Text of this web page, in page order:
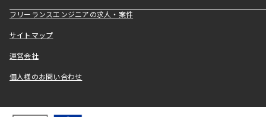
フリーランスエンジニアの求人・案件
サイトマップ
運営会社
個人様のお問い合わせ